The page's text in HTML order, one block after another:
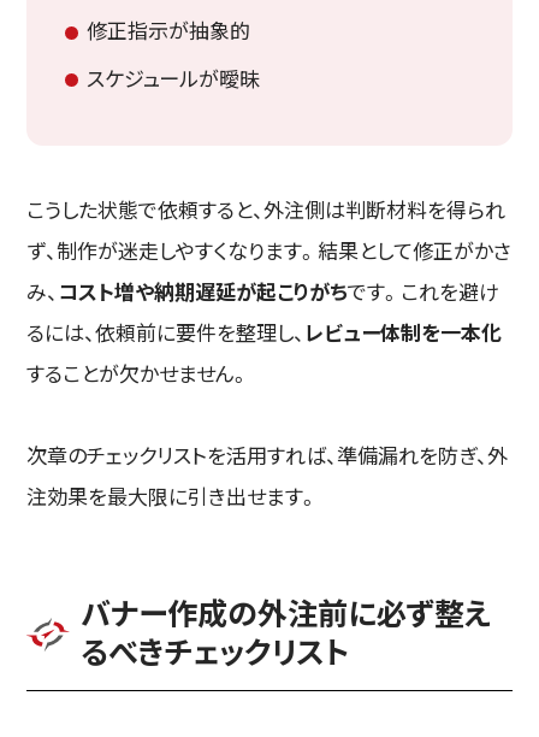
修正指示が抽象的
スケジュールが曖昧
こうした状態で依頼すると、外注側は判断材料を得られ
ず、制作が迷走しやすくなります。結果として修正がかさ
み、 コスト増や納期遅延が起こりがちです。これを避け
るには、依頼前に要件を整理し、 レビュー体制を一本化
することが欠かせません。
次章のチェックリストを活用すれば、準備漏れを防ぎ、外
注効果を最大限に引き出せます。
バナー作成の外注前に必ず整え
るべきチェックリスト